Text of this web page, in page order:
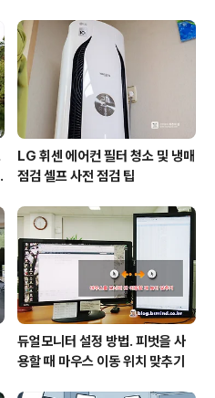
LG 휘센 에어컨 필터 청소 및 냉매
점검 셀프 사전 점검 팁
듀얼모니터 설정 방법. 피벗을 사
용할 때 마우스 이동 위치 맞추기